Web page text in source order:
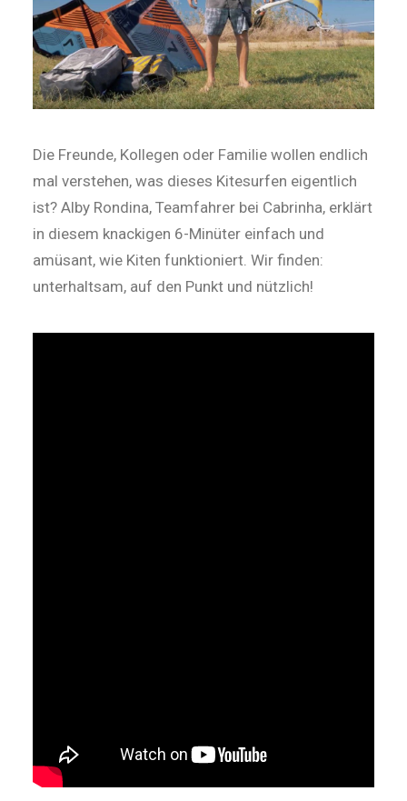
Die Freunde, Kollegen oder Familie wollen endlich
mal verstehen, was dieses Kitesurfen eigentlich
ist? Alby Rondina, Teamfahrer bei Cabrinha, erklärt
in diesem knackigen 6-Minüter einfach und
amüsant, wie Kiten funktioniert. Wir finden:
unterhaltsam, auf den Punkt und nützlich!